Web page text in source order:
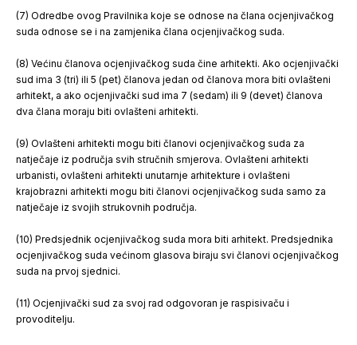
(7) Odredbe ovog Pravilnika koje se odnose na člana ocjenjivačkog
suda odnose se i na zamjenika člana ocjenjivačkog suda.
(8) Većinu članova ocjenjivačkog suda čine arhitekti. Ako ocjenjivački
sud ima 3 (tri) ili 5 (pet) članova jedan od članova mora biti ovlašteni
arhitekt, a ako ocjenjivački sud ima 7 (sedam) ili 9 (devet) članova
dva člana moraju biti ovlašteni arhitekti.
(9) Ovlašteni arhitekti mogu biti članovi ocjenjivačkog suda za
natječaje iz područja svih stručnih smjerova. Ovlašteni arhitekti
urbanisti, ovlašteni arhitekti unutarnje arhitekture i ovlašteni
krajobrazni arhitekti mogu biti članovi ocjenjivačkog suda samo za
natječaje iz svojih strukovnih područja.
(10) Predsjednik ocjenjivačkog suda mora biti arhitekt. Predsjednika
ocjenjivačkog suda većinom glasova biraju svi članovi ocjenjivačkog
suda na prvoj sjednici.
(11) Ocjenjivački sud za svoj rad odgovoran je raspisivaču i
provoditelju.